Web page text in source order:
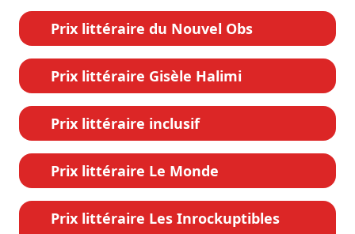
Prix littéraire du Nouvel Obs
Prix littéraire Gisèle Halimi
Prix littéraire inclusif
Prix littéraire Le Monde
Prix littéraire Les Inrockuptibles